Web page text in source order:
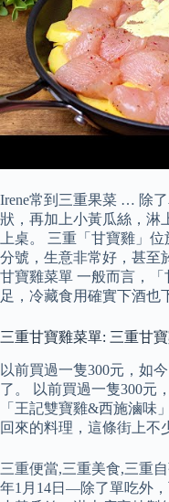
Irene常到三重果菜 … 除
狀，再加上小黃瓜絲，淋
上桌。 三重「甘寶雞」
分號，生意非常好，甚
甘寶雞菜單 一般而言，
足，冷藏食用確實下酒也
三重甘寶雞菜單: 三重甘
以前買過一隻300元，如
了。 以前買過一隻300元
「王記雙寶雞&西施滷味
回來的料理，這條街上
三重便當,三重美食,三重
年1月14日—除了單吃外